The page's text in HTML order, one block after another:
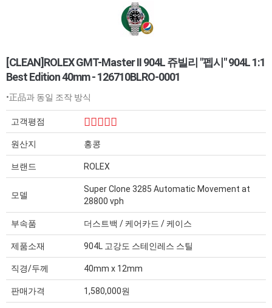
[CLEAN]ROLEX GMT-Master II 904L 쥬빌리 "펩시" 904L 1:1
Best Edition 40mm - 126710BLRO-0001
•正品과 동일 조작 방식
고객평점
원산지 홍콩
브랜드 ROLEX
모델
Super Clone 3285 Automatic Movement at
28800 vph
부속품 더스트백 / 케어카드 / 케이스
제품소재 904L 고강도 스테인레스 스틸
직경/두께 40mm x 12mm
판매가격 1,580,000원